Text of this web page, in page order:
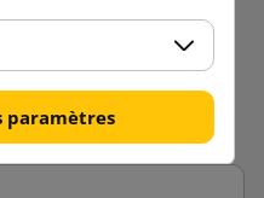
paramètres